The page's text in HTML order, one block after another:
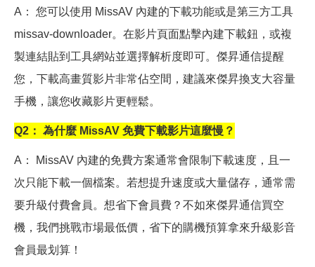
A ： 您可以使用 MissAV 內建的下載功能或是第三方工具
missav-downloader。在影片頁面點擊內建下載鈕，或複
製連結貼到工具網站並選擇解析度即可。傑昇通信提醒
您，下載高畫質影片非常佔空間，建議來傑昇換支大容量
手機，讓您收藏影片更輕鬆。
Q2 ： 為什麼 MissAV 免費下載影片這麼慢？
A ： MissAV 內建的免費方案通常會限制下載速度，且一
次只能下載一個檔案。若想提升速度或大量儲存，通常需
要升級付費會員。想省下會員費？不如來傑昇通信買空
機，我們挑戰市場最低價，省下的購機預算拿來升級影音
會員最划算！